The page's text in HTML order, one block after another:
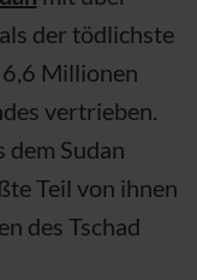
der tödlichste
Millionen
vertrieben.
Sudan
Teil von ihnen
des Tschad